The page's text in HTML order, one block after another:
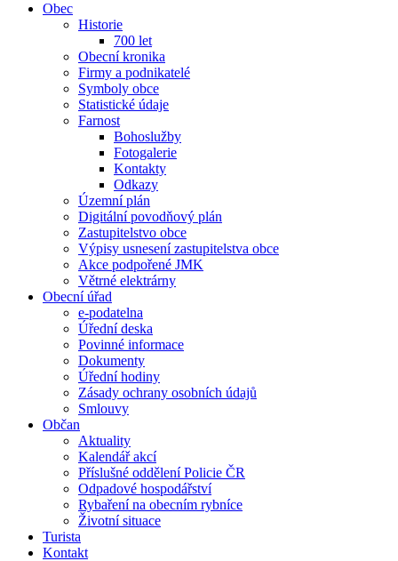
Obec
Historie
700 let
Obecní kronika
Firmy a podnikatelé
Symboly obce
Statistické údaje
Farnost
Bohoslužby
Fotogalerie
Kontakty
Odkazy
Územní plán
Digitální povodňový plán
Zastupitelstvo obce
Výpisy usnesení zastupitelstva obce
Akce podpořené JMK
Větrné elektrárny
Obecní úřad
e-podatelna
Úřední deska
Povinné informace
Dokumenty
Úřední hodiny
Zásady ochrany osobních údajů
Smlouvy
Občan
Aktuality
Kalendář akcí
Příslušné oddělení Policie ČR
Odpadové hospodářství
Rybaření na obecním rybníce
Životní situace
Turista
Kontakt